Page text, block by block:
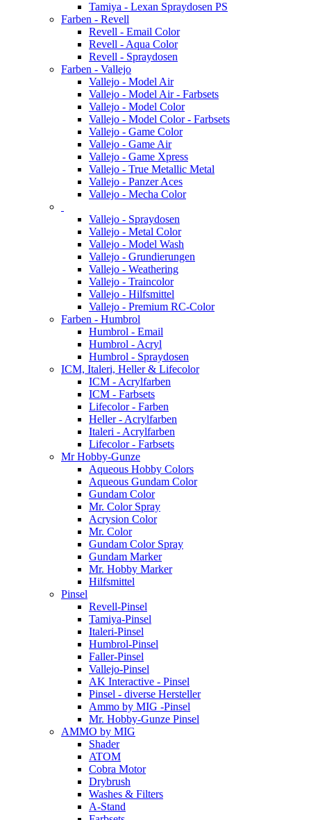
Tamiya - Lexan Spraydosen PS
Farben - Revell
Revell - Email Color
Revell - Aqua Color
Revell - Spraydosen
Farben - Vallejo
Vallejo - Model Air
Vallejo - Model Air - Farbsets
Vallejo - Model Color
Vallejo - Model Color - Farbsets
Vallejo - Game Color
Vallejo - Game Air
Vallejo - Game Xpress
Vallejo - True Metallic Metal
Vallejo - Panzer Aces
Vallejo - Mecha Color
Vallejo - Spraydosen
Vallejo - Metal Color
Vallejo - Model Wash
Vallejo - Grundierungen
Vallejo - Weathering
Vallejo - Traincolor
Vallejo - Hilfsmittel
Vallejo - Premium RC-Color
Farben - Humbrol
Humbrol - Email
Humbrol - Acryl
Humbrol - Spraydosen
ICM, Italeri, Heller & Lifecolor
ICM - Acrylfarben
ICM - Farbsets
Lifecolor - Farben
Heller - Acrylfarben
Italeri - Acrylfarben
Lifecolor - Farbsets
Mr Hobby-Gunze
Aqueous Hobby Colors
Aqueous Gundam Color
Gundam Color
Mr. Color Spray
Acrysion Color
Mr. Color
Gundam Color Spray
Gundam Marker
Mr. Hobby Marker
Hilfsmittel
Pinsel
Revell-Pinsel
Tamiya-Pinsel
Italeri-Pinsel
Humbrol-Pinsel
Faller-Pinsel
Vallejo-Pinsel
AK Interactive - Pinsel
Pinsel - diverse Hersteller
Ammo by MIG -Pinsel
Mr. Hobby-Gunze Pinsel
AMMO by MIG
Shader
ATOM
Cobra Motor
Drybrush
Washes & Filters
A-Stand